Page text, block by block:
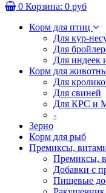
0 Корзина: 0 руб
Корм для птиц
Для кур-
Для
Для индеек
Корм для
Для
Для свиней
Для КРС и
-
Зерно
Корм для рыб
Премиксы,
Премиксы,
Добавки с
Пищевые